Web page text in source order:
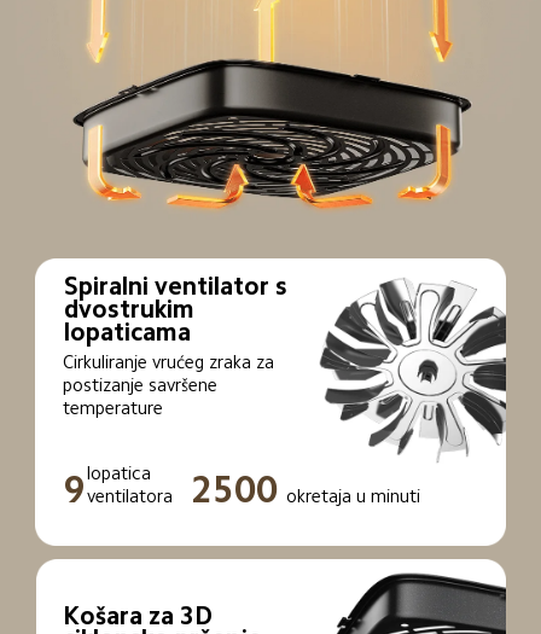
Spiralni ventilator s
dvostrukim
lopaticama
Cirkuliranje vrućeg zraka za
postizanje savršene
temperature
2500 okretaja u minuti
9 lopatica
ventilatora
Košara za 3D